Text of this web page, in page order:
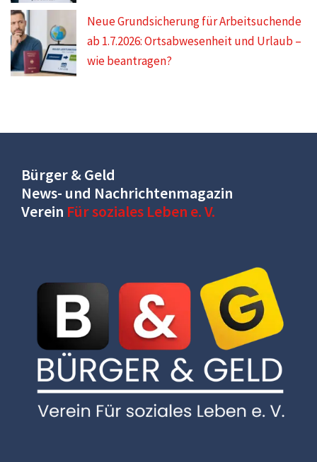
Neue Grundsicherung für Arbeitsuchende
ab 1.7.2026: Ortsabwesenheit und Urlaub –
wie beantragen?
Bürger & Geld
News- und Nachrichtenmagazin
Verein Für soziales Leben e. V.